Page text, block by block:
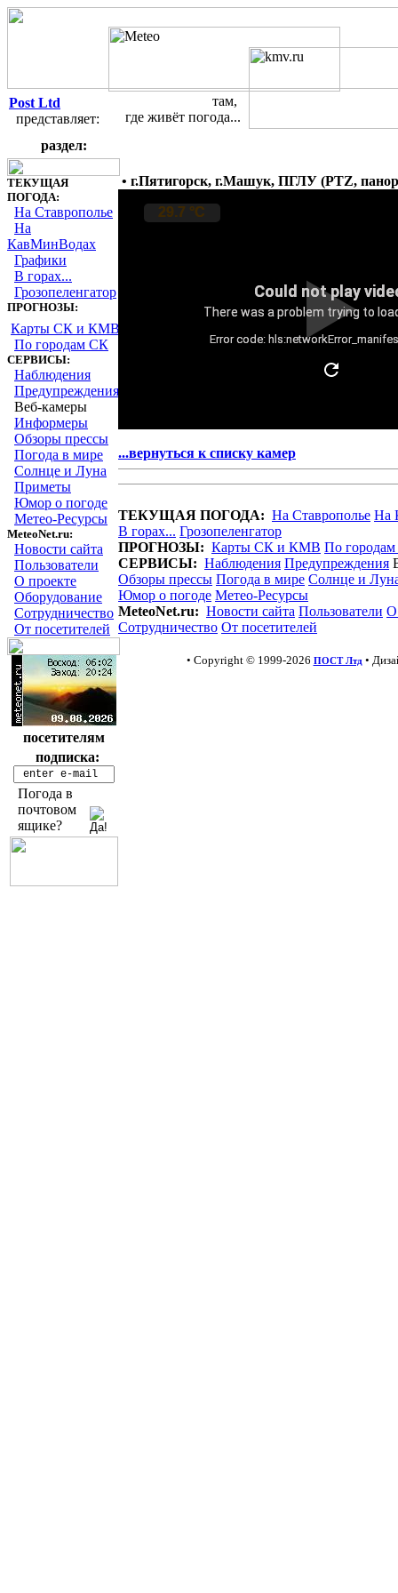
Post Ltd
представляет:
там,
где живёт погода...
раздел:
ТЕКУЩАЯ
ПОГОДА:
На Ставрополье
На
КавМинВодах
Графики
В горах...
Грозопеленгатор
ПРОГНОЗЫ:
Карты СК и КМВ
По городам СК
СЕРВИСЫ:
Наблюдения
Предупреждения
Веб-камеры
Информеры
Обзоры прессы
Погода в мире
Солнце и Луна
Приметы
Юмор о погоде
Метео-Ресурсы
MeteoNet.ru:
Новости сайта
Пользователи
О проекте
Оборудование
Сотрудничество
От посетителей
посетителям
подписка:
Погода в
почтовом
ящике?
• г.Пятигорск, г.Машук, ПГЛУ (PTZ,
...вернуться к списку камер
ТЕКУЩАЯ ПОГОДА: На Ставрополье На
В горах... Грозопеленгатор
ПРОГНОЗЫ: Карты СК и КМВ По
СЕРВИСЫ: Наблюдения Предупреждения
Обзоры прессы Погода в мире Солнце и
Юмор о погоде Метео-Ресурсы
MeteoNet.ru: Новости сайта Пользователи О
Сотрудничество От посетителей
• Copyright © 1999-2026 ПОСТ Лтд•